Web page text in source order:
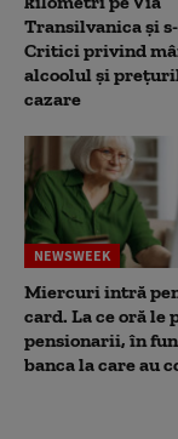
Transilvanica și
Critici privind
alcoolul și
cazare
NEWSWEEK
Miercuri intră
card. La ce oră le
pensionarii, în
banca la care au